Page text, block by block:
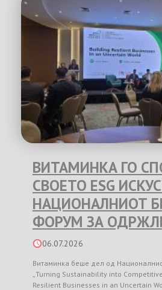
ВИТАМИНКА ГО
СВОЕТО ESG
НАЦИОНАЛНИОТ
ФОРУМ ЗА
06.07.2026
Витаминка беше дел од
„Turning Sustainability into
Resilient Businesses in an Uncertain